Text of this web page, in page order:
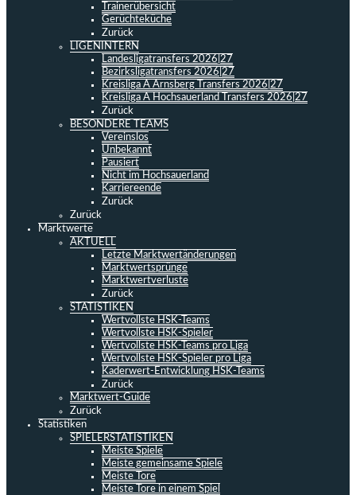
Trainerübersicht
Gerüchteküche
Zurück
LIGENINTERN
Landesligatransfers 2026|27
Bezirksligatransfers 2026|27
Kreisliga A Arnsberg Transfers 2026|27
Kreisliga A Hochsauerland Transfers 2026|27
Zurück
BESONDERE TEAMS
Vereinslos
Unbekannt
Pausiert
Nicht im Hochsauerland
Karriereende
Zurück
Zurück
Marktwerte
AKTUELL
Letzte Marktwertänderungen
Marktwertsprünge
Marktwertverluste
Zurück
STATISTIKEN
Wertvollste HSK-Teams
Wertvollste HSK-Spieler
Wertvollste HSK-Teams pro Liga
Wertvollste HSK-Spieler pro Liga
Kaderwert-Entwicklung HSK-Teams
Zurück
Marktwert-Guide
Zurück
Statistiken
SPIELERSTATISTIKEN
Meiste Spiele
Meiste gemeinsame Spiele
Meiste Tore
Meiste Tore in einem Spiel